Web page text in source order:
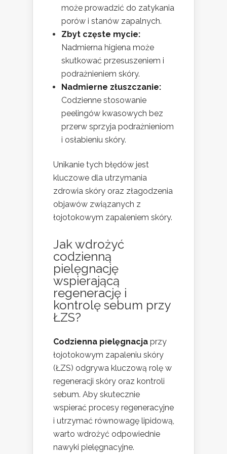
może prowadzić do zatykania
porów i stanów zapalnych.
Zbyt częste mycie:
Nadmierna higiena może
skutkować przesuszeniem i
podrażnieniem skóry.
Nadmierne złuszczanie:
Codzienne stosowanie
peelingów kwasowych bez
przerw sprzyja podrażnieniom
i osłabieniu skóry.
Unikanie tych błędów jest
kluczowe dla utrzymania
zdrowia skóry oraz złagodzenia
objawów związanych z
łojotokowym zapaleniem skóry.
Jak wdrożyć
codzienną
pielęgnację
wspierającą
regenerację i
kontrolę sebum przy
ŁZS?
Codzienna pielęgnacja przy
łojotokowym zapaleniu skóry
(ŁZS) odgrywa kluczową rolę w
regeneracji skóry oraz kontroli
sebum. Aby skutecznie
wspierać procesy regeneracyjne
i utrzymać równowagę lipidową,
warto wdrożyć odpowiednie
nawyki pielęgnacyjne.